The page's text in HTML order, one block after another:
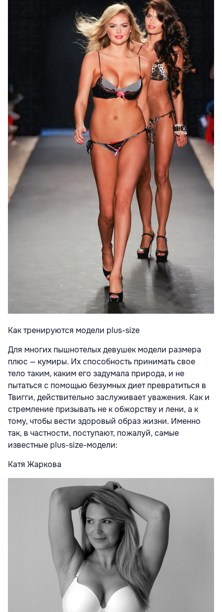
Как тренируются модели plus-size
Для многих пышнотелых девушек модели размера
плюс — кумиры. Их способность принимать свое
тело таким, каким его задумала природа, и не
пытаться с помощью безумных диет превратиться в
Твигги, действительно заслуживает уважения. Как и
стремление призывать не к обжорству и лени, а к
тому, чтобы вести здоровый образ жизни. Именно
так, в частности, поступают, пожалуй, самые
известные plus-size-модели:
Катя Жаркова